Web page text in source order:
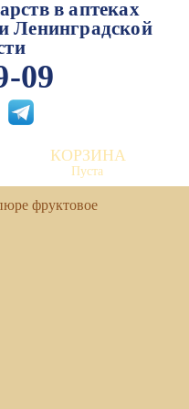
в аптеках
Ленинградской
09
КОРЗИНА
Пуста
фруктовое